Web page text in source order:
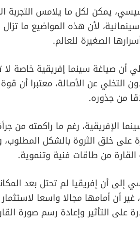
يمكن لكل ما يلامس التجربة
لأن هذه المواضيع ما
الصغيرة للعالم.
أن صياغة سينما إفريقية خاصة لا
دون التخلي عن الأصالة، معتبرا
من جذوره.
الإفريقية، رغم ما راكمته من
على خلق الثروة بالشكل
القارة من طاقات فنية وتنموية.
أن إفريقيا لم تحتل بعد
أن أمامها مجالا واسعا
على التأثير وإعادة رسم صورة